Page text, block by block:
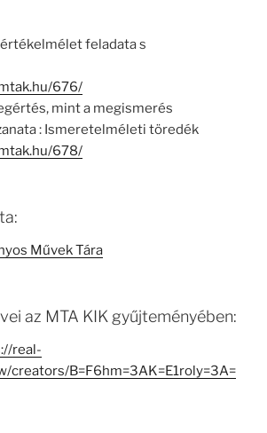
feladata s
676/
mint a megismerés
: Ismeretelméleti töredék
678/
Művek Tára
az MTA KIK gyűjteményében:
real-
creators/B=F6hm=3AK=E1roly=3A=